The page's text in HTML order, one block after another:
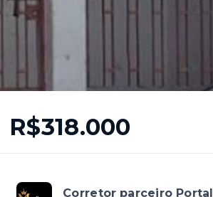
R$318.000
Corretor parceiro Portal